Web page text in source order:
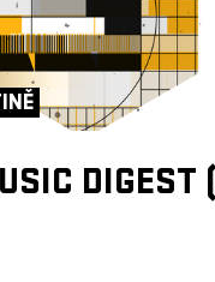
DIGEST